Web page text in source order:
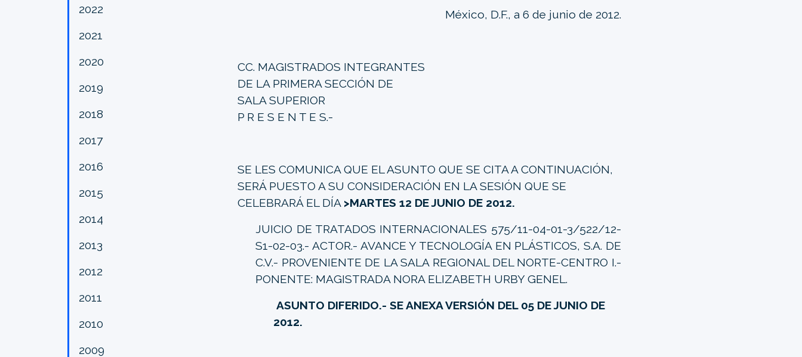
2022
2021
2020
2019
2018
2017
2016
2015
2014
2013
2012
2011
2010
2009
México, D.F., a 6 de junio de 2012.
CC. MAGISTRADOS INTEGRANTES
DE LA PRIMERA SECCIÓN DE
SALA SUPERIOR
P R E S E N T E S.-
SE LES COMUNICA QUE EL ASUNTO QUE SE CITA A CONTINUACIÓN,
SERÁ PUESTO A SU CONSIDERACIÓN EN LA SESIÓN QUE SE
CELEBRARÁ EL DÍA >MARTES 12 DE JUNIO DE 2012.
JUICIO DE TRATADOS INTERNACIONALES 575/11-04-01-3/522/12-
S1-02-03.- ACTOR.- AVANCE Y TECNOLOGÍA EN PLÁSTICOS, S.A. DE
C.V.- PROVENIENTE DE LA SALA REGIONAL DEL NORTE-CENTRO I.-
PONENTE: MAGISTRADA NORA ELIZABETH URBY GENEL.
ASUNTO DIFERIDO.- SE ANEXA VERSIÓN DEL 05 DE JUNIO DE
2012.